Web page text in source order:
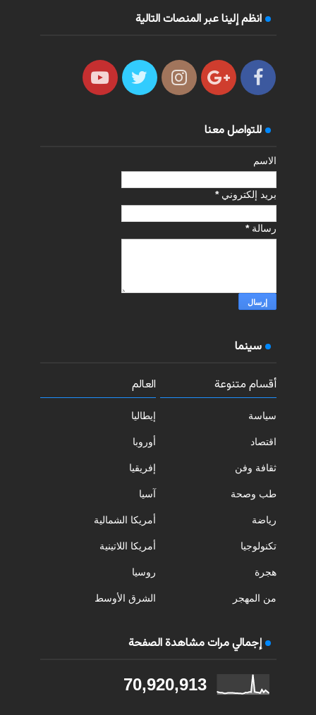
انظم إلينا عبر المنصات التالية
للتواصل معنا
الاسم
بريد إلكتروني*
رسالة*
سينما
أقسام متنوعة
سياسة
اقتصاد
ثقافة وفن
طب وصحة
رياضة
تكنولوجيا
هجرة
من المهجر
العالم
إيطاليا
أوروبا
إفريقيا
آسيا
أمريكا الشمالية
أمريكا اللاتينية
روسيا
الشرق الأوسط
إجمالي مرات مشاهدة الصفحة
70,920,913